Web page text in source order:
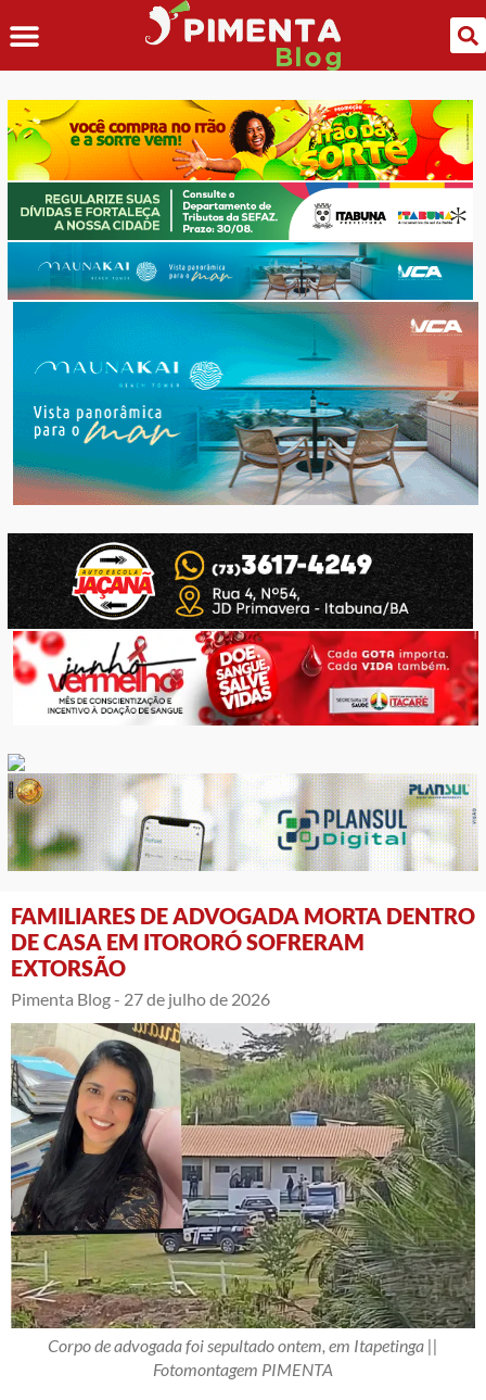
FAMILIARES DE ADVOGADA MORTA DENTRO
DE CASA EM ITORORÓ SOFRERAM
EXTORSÃO
Pimenta Blog - 27 de julho de 2026
Corpo de advogada foi sepultado ontem, em Itapetinga ||
Fotomontagem PIMENTA